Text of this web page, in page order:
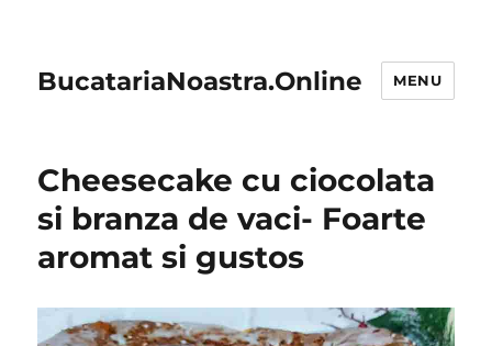
BucatariaNoastra.Online MENU
Cheesecake cu ciocolata
si branza de vaci- Foarte
aromat si gustos